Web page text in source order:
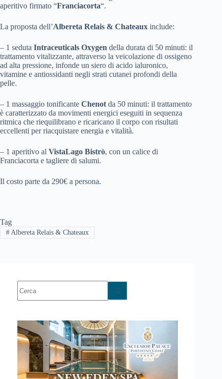
aperitivo firmato “Franciacorta“.
La proposta dell’Albereta Relais & Chateaux include:
– 1 seduta Intraceuticals Oxygen della durata di 50 minuti: il
trattamento vitalizzante, attraverso la veicolazione di ossigeno
ad alta pressione, infonde un siero di acido ialuronico,
vitamine e antiossidanti negli strati cutanei profondi della
pelle.
– 1 massaggio tonificante Chenot da 50 minuti: il trattamento
è caratterizzato da movimenti energici eseguiti in sequenza
ritmica che riequilibrano e ricaricano il corpo con risultati
eccellenti per riacquistare energia e vitalità.
– 1 aperitivo al VistaLago Bistrò, con un calice di
Franciacorta e tagliere di salumi.
Il costo parte da 290€ a persona.
Tag
#Albereta Relais & Chateaux
risultato